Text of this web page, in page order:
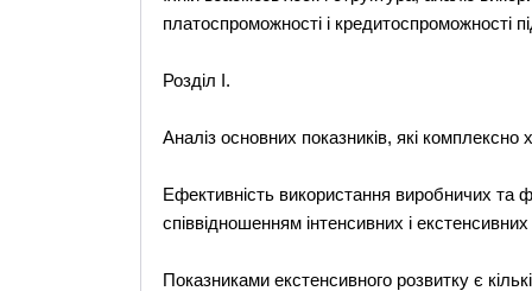
платоспроможності і кредитоспроможності
Розділ І.
Аналіз основних показників, які
Ефективність використання виробничих та
співвідношенням інтенсивних і
Показниками екстенсивного розвитку є